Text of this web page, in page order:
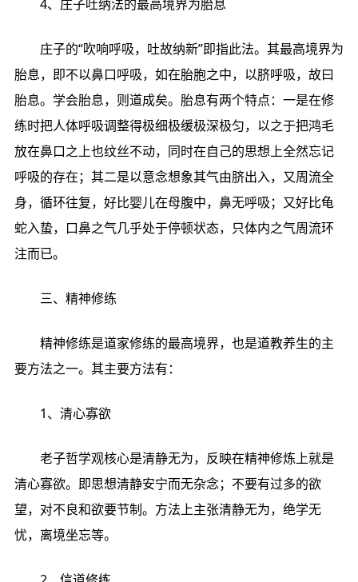
4、庄子吐纳法的最高境界为胎息
庄子的“吹响呼吸，吐故纳新”即指此法。其最高境界为
胎息，即不以鼻口呼吸，如在胎胞之中，以脐呼吸，故曰
胎息。学会胎息，则道成矣。胎息有两个特点：一是在修
练时把人体呼吸调整得极细极缓极深极匀，以之于把鸿毛
放在鼻口之上也纹丝不动，同时在自己的思想上全然忘记
呼吸的存在；其二是以意念想象其气由脐出入，又周流全
身，循环往复，好比婴儿在母腹中，鼻无呼吸；又好比龟
蛇入蛰，口鼻之气几乎处于停顿状态，只体内之气周流环
注而已。
三、精神修练
精神修练是道家修练的最高境界，也是道教养生的主
要方法之一。其主要方法有：
1、清心寡欲
老子哲学观核心是清静无为，反映在精神修炼上就是
清心寡欲。即思想清静安宁而无杂念；不要有过多的欲
望，对不良和欲要节制。方法上主张清静无为，绝学无
忧，离境坐忘等。